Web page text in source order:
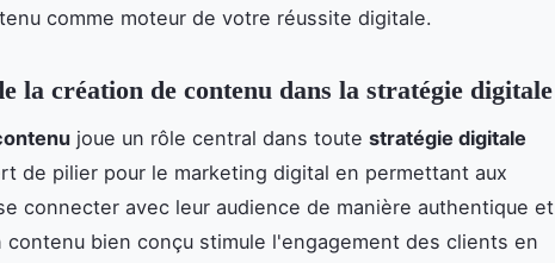
comme moteur de votre réussite digitale.
la création de contenu dans la stratégie digitale
joue un rôle central dans toute stratégie digitale
de pilier pour le marketing digital en permettant aux
connecter avec leur audience de manière authentique et
contenu bien conçu stimule l'engagement des clients en